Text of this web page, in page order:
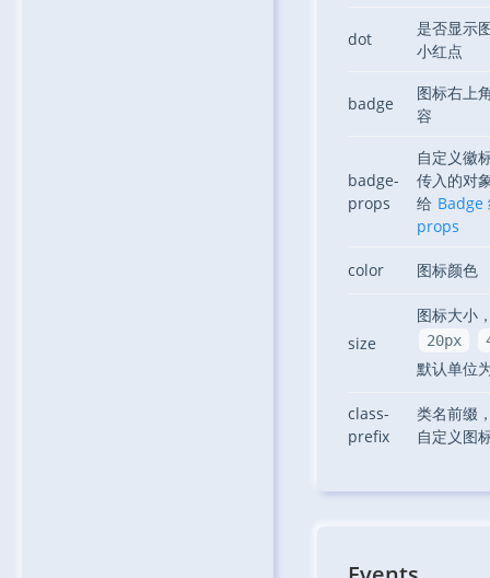
dot
是否显示
小红点
badge
图标右上
容
badge-
props
自定义徽
传入的对
给 Badge
props
color 图标颜色
size
图标大小
20px
默认单位
class-
prefix
类名前缀
自定义图